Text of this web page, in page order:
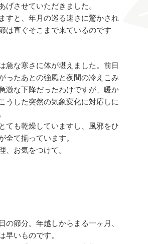
げさせていただきました。
すと、年月の巡る速さに驚かされ
は直ぐそこまで来ているのです
急な寒さに体が堪えました。前日
ったあとの強風と夜間の冷えこみ
激な下降だったわけですが、暖か
うした突然の気象変化に対応しに
ても乾燥していますし、風邪をひ
全て揃っています。
、お気をつけて。
の節分。年越しからまる一ヶ月、
早いものです。